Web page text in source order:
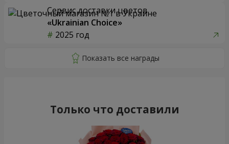
Сервис доставки цветов
«Ukrainian Choice»
2025 год
Только что доставили